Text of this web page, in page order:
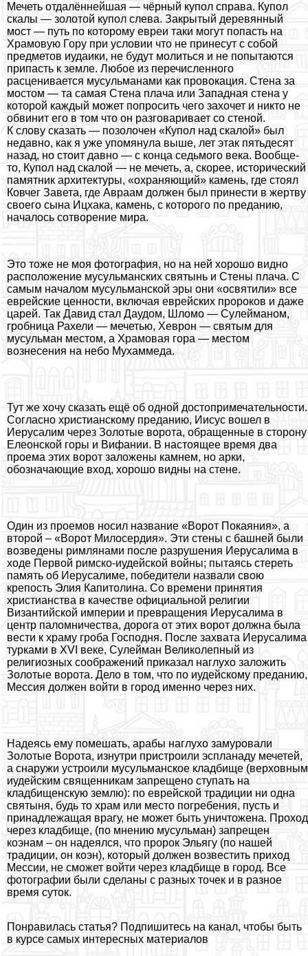
Мечеть отдалённейшая — чёрный купол справа. Купол
скалы — золотой купол слева. Закрытый деревянный
мост — путь по которому евреи таки могут попасть на
Храмовую Гору при условии что не принесут с собой
предметов иудаики, не будут молиться и не попытаются
припасть к земле. Любое из перечисленного
расценивается мусульманами как провокация. Стена за
мостом — та самая Стена плача или Западная стена у
которой каждый может попросить чего захочет и никто не
обвинит его в том что он разговаривает со стеной.
К слову сказать — позолочен «Купол над скалой» был
недавно, как я уже упомянула выше, лет этак пятьдесят
назад, но стоит давно — с конца седьмого века. Вообще-
то, Купол над скалой — не мечеть, а, скорее, исторический
памятник архитектуры, «охраняющий» камень, где стоял
Ковчег Завета, где Авраам должен был принести в жертву
своего сына Ицхака, камень, с которого по преданию,
началось сотворение мира.
Это тоже не моя фотография, но на ней хорошо видно
расположение мусульманских святынь и Стены плача. С
самым началом мусульманской эры они «освятили» все
еврейские ценности, включая еврейских пророков и даже
царей. Так Давид стал Даудом, Шломо — Сулейманом,
гробница Рахели — мечетью, Хеврон — святым для
мусульман местом, а Храмовая гора — местом
вознесения на небо Мухаммеда.
Тут же хочу сказать ещё об одной достопримечательности.
Согласно христианскому преданию, Иисус вошел в
Иерусалим через Золотые ворота, обращенные в сторону
Елеонской горы и Вифании. В настоящее время два
проема этих ворот заложены камнем, но арки,
обозначающие вход, хорошо видны на стене.
Один из проемов носил название «Ворот Покаяния», а
второй – «Ворот Милосердия». Эти стены с башней были
возведены римлянами после разрушения Иерусалима в
ходе Первой римско-иудейской войны; пытаясь стереть
память об Иерусалиме, победители назвали свою
крепость Элия Капитолина. Со времени принятия
христианства в качестве официальной религии
Византийской империи и превращения Иерусалима в
центр паломничества, дорога от этих ворот должна была
вести к храму гроба Господня. После захвата Иерусалима
турками в XVI веке, Сулейман Великолепный из
религиозных соображений приказал наглухо заложить
Золотые ворота. Дело в том, что по иудейскому преданию,
Мессия должен войти в город именно через них.
Надеясь ему помешать, аpaбы наглухо замуровали
Золотые Ворота, изнутри пристроили эспланаду мечетей,
а снаружи устроили мусульманское кладбище (верховным
иудейским священникам запрещено ступать на
кладбищенскую землю): по еврейской традиции ни одна
святыня, будь то храм или место погребения, пусть и
принадлежащая врагу, не может быть уничтожена. Проход
через кладбище, (по мнению мусульман) запрещен
коэнам – он надеялся, что пророк Эльягу (по нашей
традиции, он коэн), который должен возвестить приход
Мессии, не сможет войти через кладбище в город. Все
фотографии были сделаны с разных точек и в разное
время суток.
Понравилась статья? Подпишитесь на канал, чтобы быть
в курсе самых интересных материалов